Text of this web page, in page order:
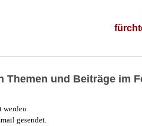
Themen und Beiträge im
werden
gesendet.